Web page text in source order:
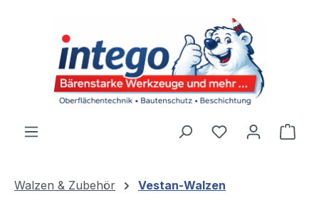
Du hast 0
Walzen & Zubehör Vestan-Walzen